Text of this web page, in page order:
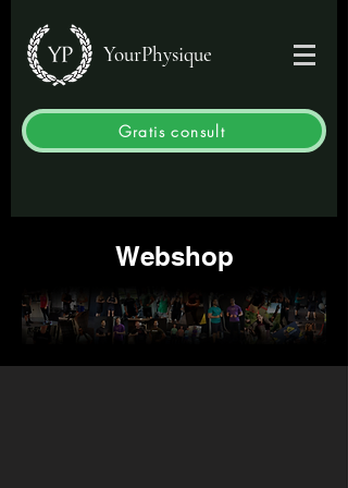
YourPhysique
Gratis consult
Webshop